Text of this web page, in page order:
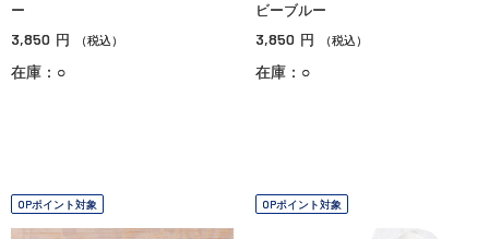
ー
3,850 円 （税込）
在庫：○
ビーブルー
3,850 円 （税込）
在庫：○
OPポイント対象 OPポイント対象